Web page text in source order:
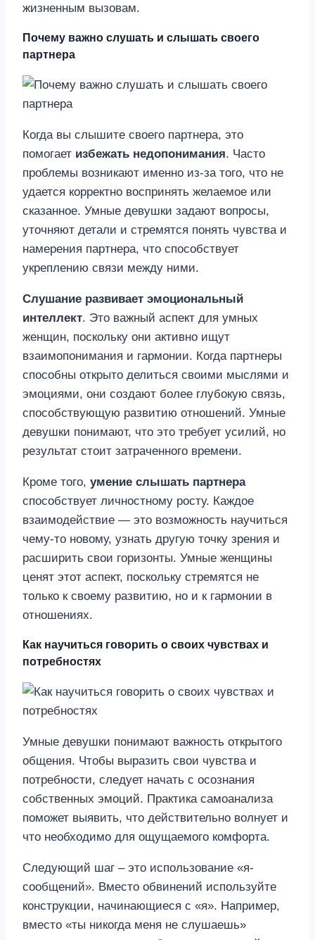
жизненным вызовам.
Почему важно слушать и слышать своего
партнера
Когда вы слышите своего партнера, это
помогает избежать недопонимания. Часто
проблемы возникают именно из-за того, что не
удается корректно воспринять желаемое или
сказанное. Умные девушки задают вопросы,
уточняют детали и стремятся понять чувства и
намерения партнера, что способствует
укреплению связи между ними.
Слушание развивает эмоциональный
интеллект. Это важный аспект для умных
женщин, поскольку они активно ищут
взаимопонимания и гармонии. Когда партнеры
способны открыто делиться своими мыслями и
эмоциями, они создают более глубокую связь,
способствующую развитию отношений. Умные
девушки понимают, что это требует усилий, но
результат стоит затраченного времени.
Кроме того, умение слышать партнера
способствует личностному росту. Каждое
взаимодействие — это возможность научиться
чему-то новому, узнать другую точку зрения и
расширить свои горизонты. Умные женщины
ценят этот аспект, поскольку стремятся не
только к своему развитию, но и к гармонии в
отношениях.
Как научиться говорить о своих чувствах и
потребностях
Умные девушки понимают важность открытого
общения. Чтобы выразить свои чувства и
потребности, следует начать с осознания
собственных эмоций. Практика самоанализа
поможет выявить, что действительно волнует и
что необходимо для ощущаемого комфорта.
Следующий шаг – это использование «я-
сообщений». Вместо обвинений используйте
конструкции, начинающиеся с «я». Например,
вместо «ты никогда меня не слушаешь»